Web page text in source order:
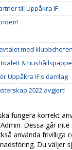
till Uppåkra IF
med klubbchefen
toalett &
Uppåkra IF:s damlag
2022 avgjort!
sitt samarbete
fungera korrekt
Dessa går inte
använda frivilliga
Du väljer